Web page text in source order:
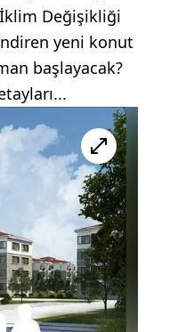
Değişikliği
yeni konut
başlayacak?